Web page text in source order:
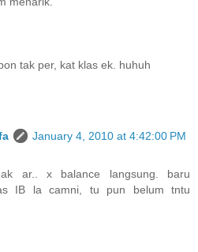
tak per, kat klas ek. huhuh
January 4, 2010 at 4:42:00 PM
ar.. x balance langsung. baru
IB la camni, tu pun belum tntu